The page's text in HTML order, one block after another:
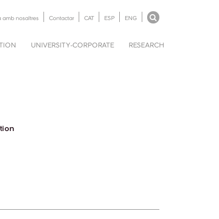
amb nosaltres Contactar CAT ESP ENG
UNIVERSITY-CORPORATE RESEARCH